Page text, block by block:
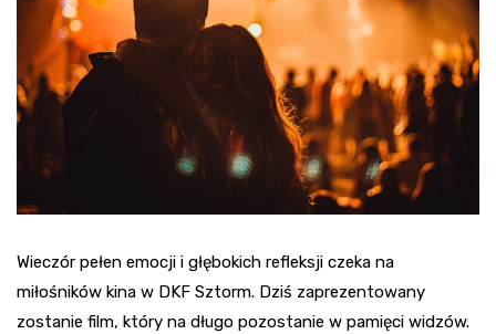
Wieczór pełen emocji i głębokich refleksji czeka na
miłośników kina w DKF Sztorm. Dziś zaprezentowany
zostanie film, który na długo pozostanie w pamięci widzów.